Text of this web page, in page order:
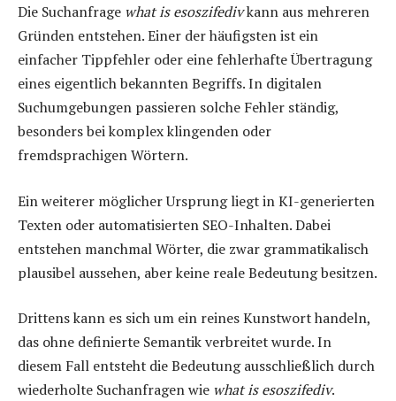
Die Suchanfrage what is esoszifedivkann aus mehreren
Gründen entstehen. Einer der häufigsten ist ein
einfacher Tippfehler oder eine fehlerhafte Übertragung
eines eigentlich bekannten Begriffs. In digitalen
Suchumgebungen passieren solche Fehler ständig,
besonders bei komplex klingenden oder
fremdsprachigen Wörtern.
Ein weiterer möglicher Ursprung liegt in KI-generierten
Texten oder automatisierten SEO-Inhalten. Dabei
entstehen manchmal Wörter, die zwar grammatikalisch
plausibel aussehen, aber keine reale Bedeutung besitzen.
Drittens kann es sich um ein reines Kunstwort handeln,
das ohne definierte Semantik verbreitet wurde. In
diesem Fall entsteht die Bedeutung ausschließlich durch
wiederholte Suchanfragen wie what is esoszifediv.